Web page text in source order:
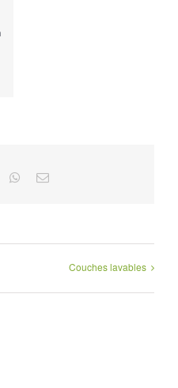
WhatsApp
Email
Couches lavables